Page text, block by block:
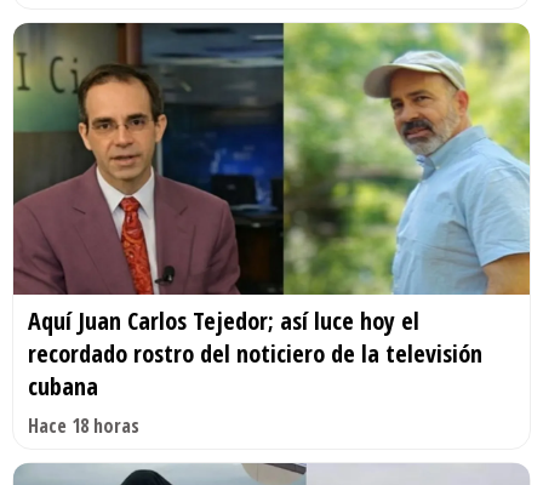
Aquí Juan Carlos Tejedor; así luce hoy el
recordado rostro del noticiero de la televisión
cubana
Hace 18 horas